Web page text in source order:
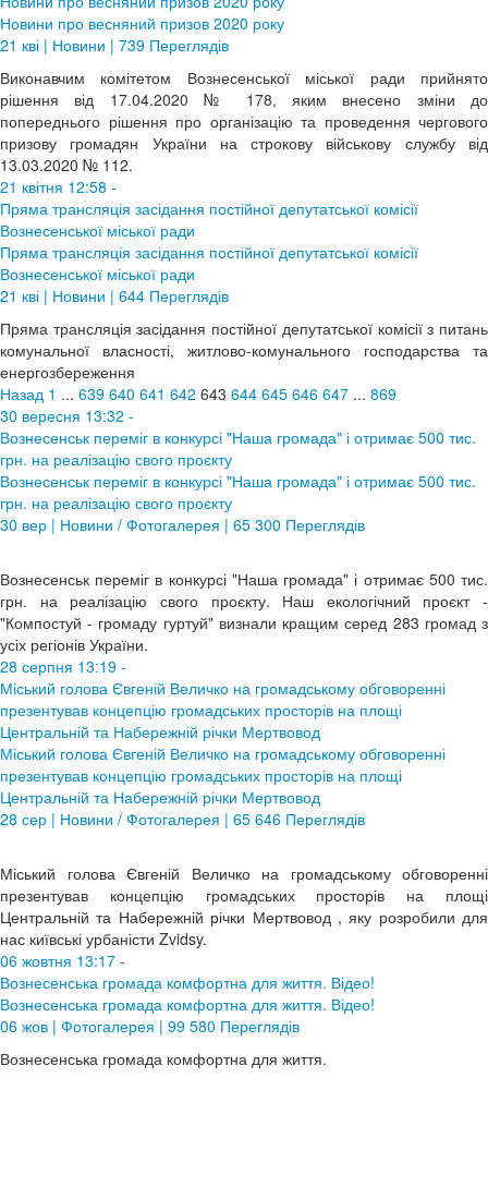
Новини про весняний призов 2020 року
21 кві | Новини | 739 Переглядів
Виконавчим комітетом Вознесенської міської ради прийнято
рішення від 17.04.2020 № 178, яким внесено зміни до
попереднього рішення про організацію та проведення чергового
призову громадян України на строкову військову службу від
13.03.2020 № 112.
21 квітня 12:58 -
Пряма трансляція засідання постійної депутатської комісії
Вознесенської міської ради
Пряма трансляція засідання постійної депутатської комісії
Вознесенської міської ради
21 кві | Новини | 644 Переглядів
Пряма трансляція засідання постійної депутатської комісії з питань
комунальної власності, житлово-комунального господарства та
енергозбереження
Назад 1 ... 639 640 641 642 643 644 645 646 647 ... 869
30 вересня 13:32 -
Вознесенськ переміг в конкурсі "Наша громада" і отримає 500 тис.
грн. на реалізацію свого проєкту
Вознесенськ переміг в конкурсі "Наша громада" і отримає 500 тис.
грн. на реалізацію свого проєкту
30 вер | Новини / Фотогалерея | 65 300 Переглядів
Вознесенськ переміг в конкурсі "Наша громада" і отримає 500 тис.
грн. на реалізацію свого проєкту. Наш екологічний проєкт -
"Компостуй - громаду гуртуй" визнали кращим серед 283 громад з
усіх регіонів України.
28 серпня 13:19 -
Міський голова Євгеній Величко на громадському обговоренні
презентував концепцію громадських просторів на площі
Центральній та Набережній річки Мертвовод
Міський голова Євгеній Величко на громадському обговоренні
презентував концепцію громадських просторів на площі
Центральній та Набережній річки Мертвовод
28 сер | Новини / Фотогалерея | 65 646 Переглядів
Міський голова Євгеній Величко на громадському обговоренні
презентував концепцію громадських просторів на площі
Центральній та Набережній річки Мертвовод , яку розробили для
нас київські урбаністи Zvidsy.
06 жовтня 13:17 -
Вознесенська громада комфортна для життя. Відео!
Вознесенська громада комфортна для життя. Відео!
06 жов | Фотогалерея | 99 580 Переглядів
Вознесенська громада комфортна для життя.